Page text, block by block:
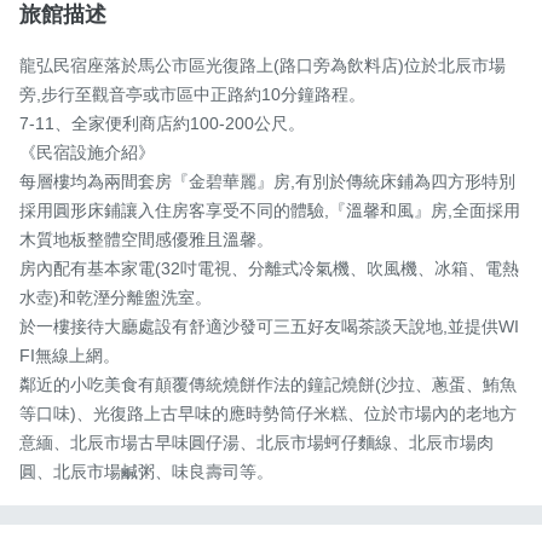
旅館描述
龍弘民宿座落於馬公市區光復路上(路口旁為飲料店)位於北辰市場
旁,步行至觀音亭或市區中正路約10分鐘路程。
7-11、全家便利商店約100-200公尺。
《民宿設施介紹》
每層樓均為兩間套房『金碧華麗』房,有別於傳統床鋪為四方形特別
採用圓形床鋪讓入住房客享受不同的體驗,『溫馨和風』房,全面採用
木質地板整體空間感優雅且溫馨。
房內配有基本家電(32吋電視、分離式冷氣機、吹風機、冰箱、電熱
水壺)和乾溼分離盥洗室。
於一樓接待大廳處設有舒適沙發可三五好友喝茶談天說地,並提供WI
FI無線上網。
鄰近的小吃美食有顛覆傳統燒餅作法的鐘記燒餅(沙拉、蔥蛋、鮪魚
等口味)、光復路上古早味的應時勢筒仔米糕、位於市場內的老地方
意緬、北辰市場古早味圓仔湯、北辰市場蚵仔麵線、北辰市場肉
圓、北辰市場鹹粥、味良壽司等。